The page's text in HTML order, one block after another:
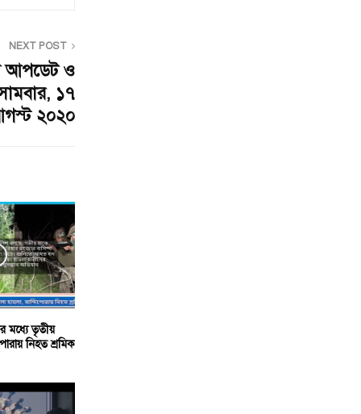
NEXT POST
আপডেট ও
১৭
২০২০
মধ্যে তৃতীয়
নিহত শ্রমিক